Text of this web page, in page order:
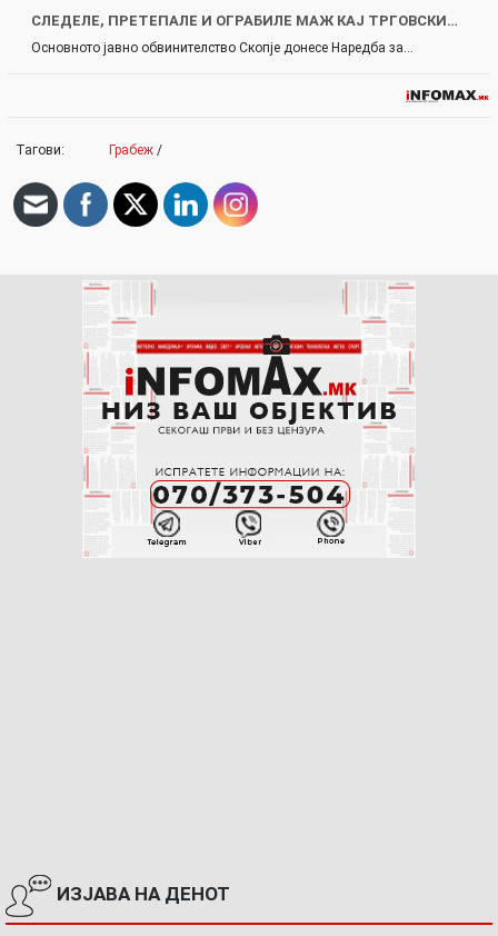
СЛЕДЕЛЕ, ПРЕТЕПАЛЕ И ОГРАБИЛЕ МАЖ КАЈ ТРГОВСКИ…
Основното јавно обвинителство Скопје донесе Наредба за…
Тагови: Грабеж /
ИЗЈАВА НА ДЕНОТ